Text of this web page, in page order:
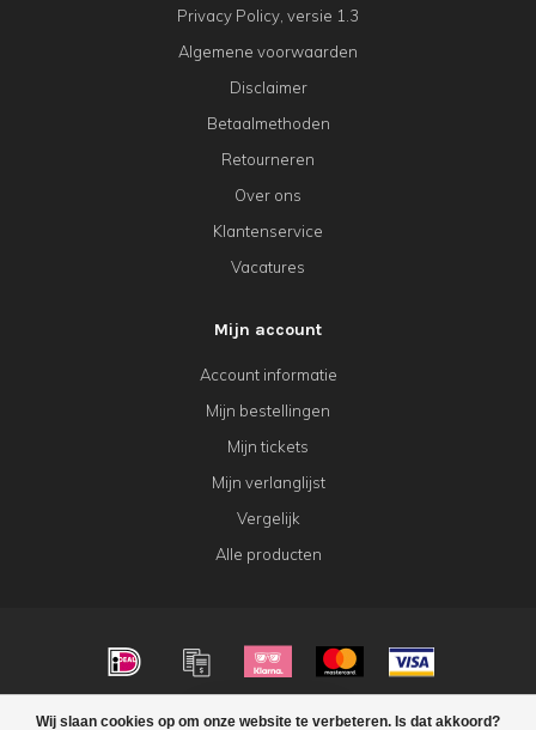
Wij slaan cookies op om onze website te verbeteren. Is dat akkoord?
Privacy Policy, versie 1.3
Algemene voorwaarden
Disclaimer
Betaalmethoden
Retourneren
Over ons
Klantenservice
Vacatures
Mijn account
Account informatie
Mijn bestellingen
Mijn tickets
Mijn verlanglijst
Vergelijk
Alle producten
© Copyright 2026 KeK Horeca